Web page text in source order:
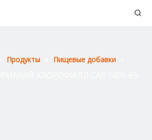
Продукты Пищевые добавки